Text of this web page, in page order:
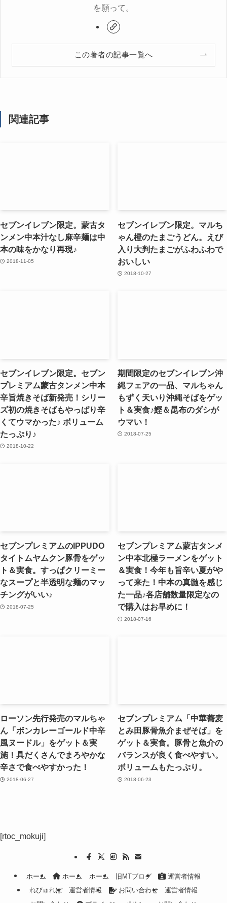
を願って。
この著者の記事一覧へ
関連記事
セブンイレブン限定。蒙古タ
ンメン中本汁なし麻辛麺は中
本の味をかなり再現♪
2018-11-05
セブンイレブン限定。マルち
ゃん橙のたまごうどん。えび
入り大判たまごがふわふわで
おいしい
2018-10-27
セブンイレブン限定。セブン
プレミアム蒙古タンメン中本
辛旨焼きそば新発売！シリー
ズ初の焼きそばもやっぱり辛
くてウマかった♪ ボリューム
たっぷり♪
2018-10-22
期間限定のセブンイレブン沖
縄フェアの一品、マルちゃん
もずく天いり沖縄そばをゲッ
ト＆実食♪鰹＆昆布のダシが
ウマい！
2018-07-25
セブンプレミアムのIPPUDO
タイトムヤムクン豚骨をゲッ
ト＆実食。すっぱクリーミー
なスープと半透明な麺のマッ
チングがいい♪
2018-07-25
セブンプレミアム蒙古タンメ
ン中本北極ラーメンをゲット
＆実食！今年も旨辛い夏がや
って来た！中本の真髄を感じ
た一品♪各店舗数量限定なの
で購入はお早めに！
2018-07-16
ローソン先行発売のマルちゃ
ん「ボンカレーゴールド中辛
風ヌードル」をゲット＆実
施！具だくさんでまろやかな
辛さで食べやすかった！
2018-06-27
セブンプレミアム「中華蕎麦
とみ田豚骨魚介まぜそば」を
ゲット＆実食。豚骨と魚介の
バランスが良く食べやすい。
ボリュームもたっぷり。
2018-06-23
[rtoc_mokuji]
ホーム ホーム ホーム 旧MTブログ
運営者情報
れびゅれぽ
運営者情報 お問い合わせ
運営者情報